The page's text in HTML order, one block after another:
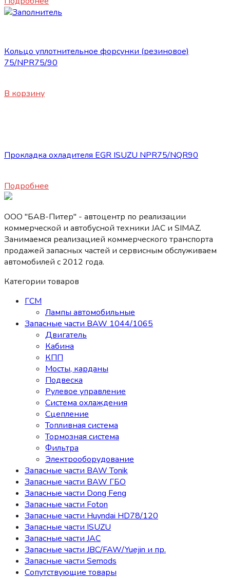
Кольцо уплотнительное форсунки (резиновое)
75/NPR75/90
В корзину
Прокладка охладителя EGR ISUZU NPR75/NQR90
Подробнее
ООО "БАВ-Питер" - автоцентр по реализации
коммерческой и автобусной техники JAC и SIMAZ.
Занимаемся реализацией коммерческого транспорта
продажей запасных частей и сервисным обслуживаем
автомобилей c 2012 года.
Категории товаров
ГСМ
Лампы автомобильные
Запасные части BAW 1044/1065
Двигатель
Кабина
КПП
Мосты, карданы
Подвеска
Рулевое управление
Система охлаждения
Сцепление
Топливная система
Тормозная система
Фильтра
Электрооборудование
Запасные части BAW Tonik
Запасные части BAW ГБО
Запасные части Dong Feng
Запасные части Foton
Запасные части Huyndai HD78/120
Запасные части ISUZU
Запасные части JAC
Запасные части JBC/FAW/Yuejin и пр.
Запасные части Semods
Сопутствующие товары